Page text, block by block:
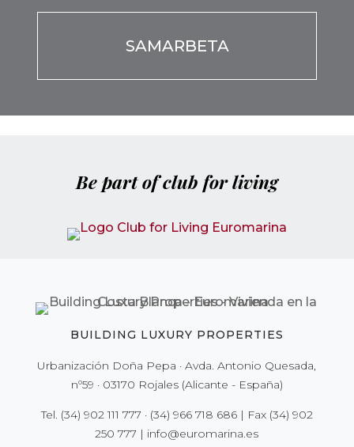
Be part of club for living
BUILDING LUXURY PROPERTIES
Urbanización Doña Pepa · Avda. Antonio Quesada,
nº59 · 03170 Rojales (Alicante - España)
Tel. (34) 902 111 777 · (34) 966 718 686| Fax (34) 902
250 777 | info@euromarina.es